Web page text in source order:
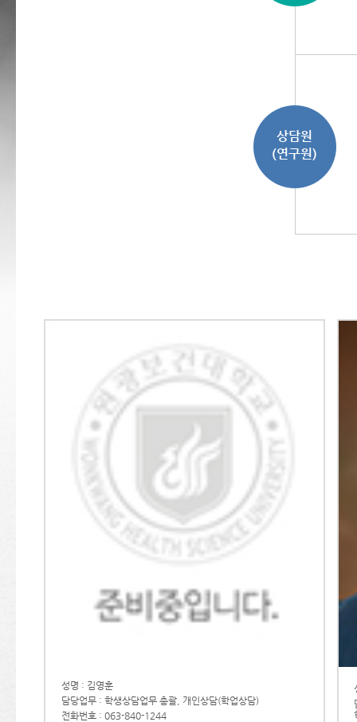
상담원
(연구원)
성명 : 김영훈
담당업무 : 학생상담업무 총괄, 개인상담(학업상담)
전화번호 : 063-840-1244